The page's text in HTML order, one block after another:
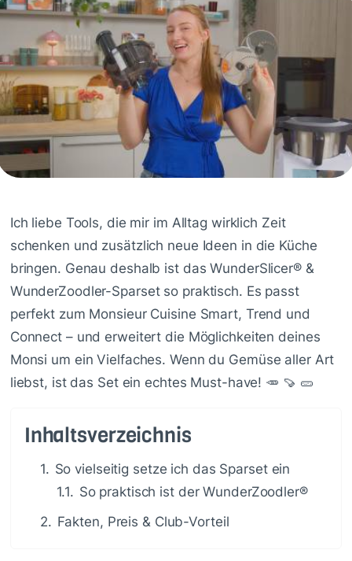
Ich liebe Tools, die mir im Alltag wirklich Zeit
schenken und zusätzlich neue Ideen in die Küche
bringen. Genau deshalb ist das WunderSlicer® &
WunderZoodler-Sparset so praktisch. Es passt
perfekt zum Monsieur Cuisine Smart, Trend und
Connect – und erweitert die Möglichkeiten deines
Monsi um ein Vielfaches. Wenn du Gemüse aller Art
liebst, ist das Set ein echtes Must-have! 🥕 🍠 🥒
Inhaltsverzeichnis
1. So vielseitig setze ich das Sparset ein
1.1. So praktisch ist der WunderZoodler®
2. Fakten, Preis & Club-Vorteil